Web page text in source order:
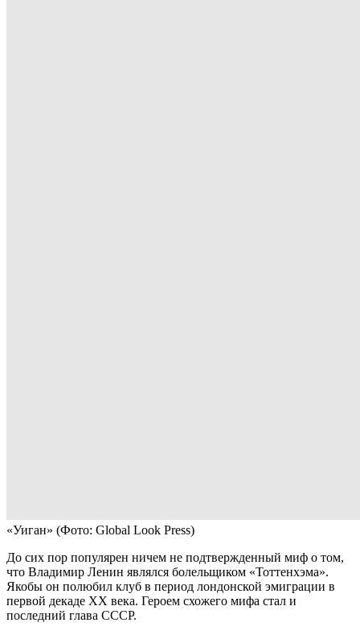
«Уиган» (Фото: Global Look Press)
До сих пор популярен ничем не подтвержденный миф о том,
что Владимир Ленин являлся болельщиком «Тоттенхэма».
Якобы он полюбил клуб в период лондонской эмиграции в
первой декаде ХХ века. Героем схожего мифа стал и
последний глава СССР.